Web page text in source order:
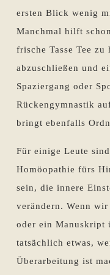
ersten Blick wenig
Manchmal hilft
frische Tasse Tee
abzuschließen und
Spaziergang oder
Rückengymnastik
bringt ebenfalls
Für einige Leute
Homöopathie fürs
sein, die innere
verändern. Wenn
oder ein Manuskript
tatsächlich etwas,
Überarbeitung ist